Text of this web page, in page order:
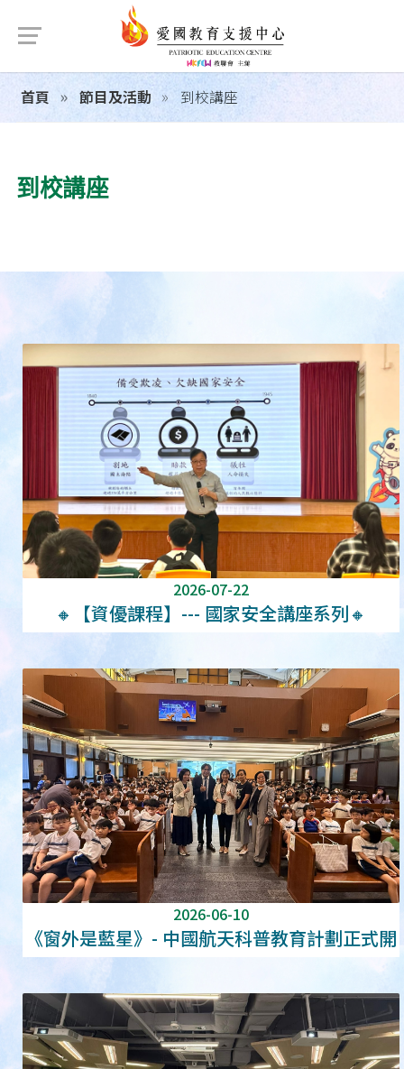
首頁 節目及活動 到校講座
到校講座
2026-07-22
🔸【資優課程】--- 國家安全講座系列🔸
2026-06-10
《窗外是藍星》- 中國航天科普教育計劃正式開